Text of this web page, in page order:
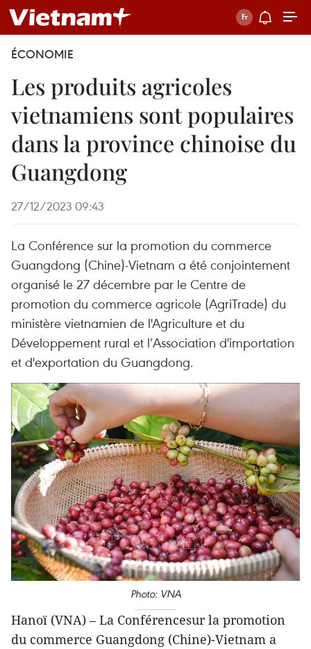
ÉCONOMIE
Les produits agricoles
vietnamiens sont populaires
dans la province chinoise du
Guangdong
27/12/2023 09:43
La Conférence sur la promotion du commerce
Guangdong (Chine)-Vietnam a été conjointement
organisé le 27 décembre par le Centre de
promotion du commerce agricole (AgriTrade) du
ministère vietnamien de l'Agriculture et du
Développement rural et l’Association d'importation
et d'exportation du Guangdong.
Photo: VNA
Hanoï (VNA) – La Conférencesur la promotion
du commerce Guangdong (Chine)-Vietnam a